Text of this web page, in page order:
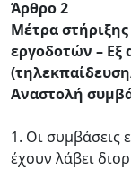
Άρθρο 2
Μέτρα
εργοδοτών – Εξ
Αναστολή
1. Οι συμβάσεις
έχουν λάβει